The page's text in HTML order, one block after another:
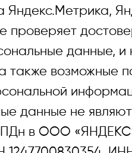
Яндекс.Метрика,
данные, и
также возможные
не
в ООО